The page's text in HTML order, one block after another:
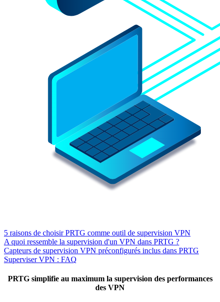
5 raisons de choisir PRTG comme outil de supervision VPN
A quoi ressemble la supervision d'un VPN dans PRTG ?
Capteurs de supervision VPN préconfigurés inclus dans PRTG
Superviser VPN : FAQ
PRTG simplifie au maximum la supervision des performances
des VPN